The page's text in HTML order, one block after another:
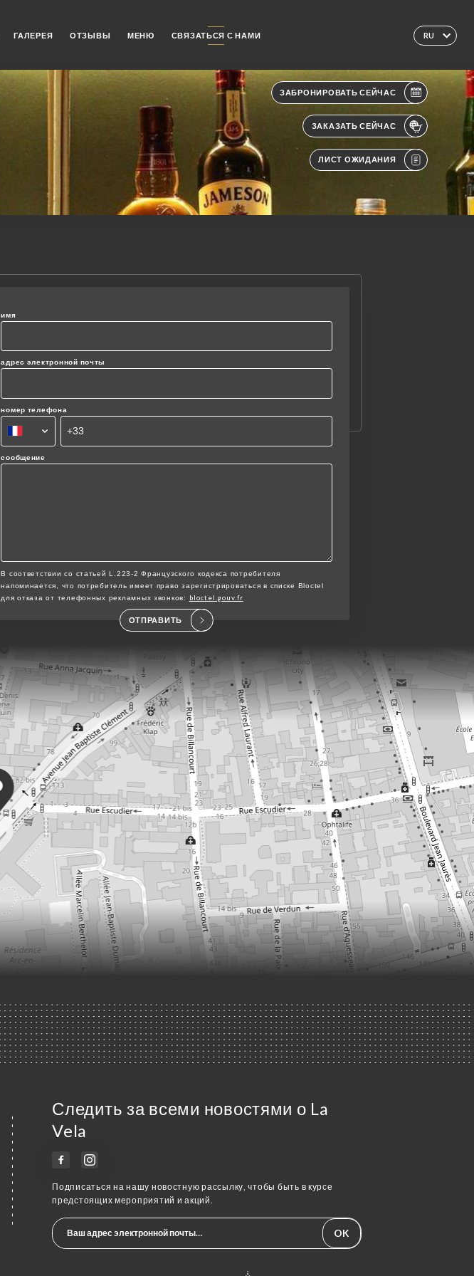
RU
ГАЛЕРЕЯ ОТЗЫВЫ МЕНЮ СВЯЗАТЬСЯ С НАМИ
ЗАБРОНИРОВАТЬ СЕЙЧАС
ЗАКАЗАТЬ СЕЙЧАС
ЛИСТ ОЖИДАНИЯ
имя
адрес электронной почты
номер телефона
сообщение
В соответствии со статьей L.223-2 Французского кодекса потребителя
напоминается, что потребитель имеет право зарегистрироваться в списке Bloctel
для отказа от телефонных рекламных звонков:
bloctel.gouv.fr
ОТПРАВИТЬ
Следить за всеми новостями о La
Vela
Подписаться на нашу новостную рассылку, чтобы быть в курсе
предстоящих мероприятий и акций.
OK